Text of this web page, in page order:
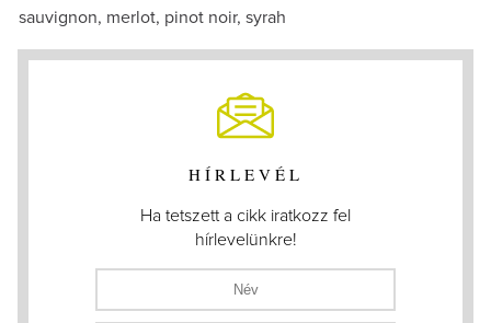
sauvignon, merlot, pinot noir, syrah
HÍRLEVÉL
Ha tetszett a cikk iratkozz fel
hírlevelünkre!